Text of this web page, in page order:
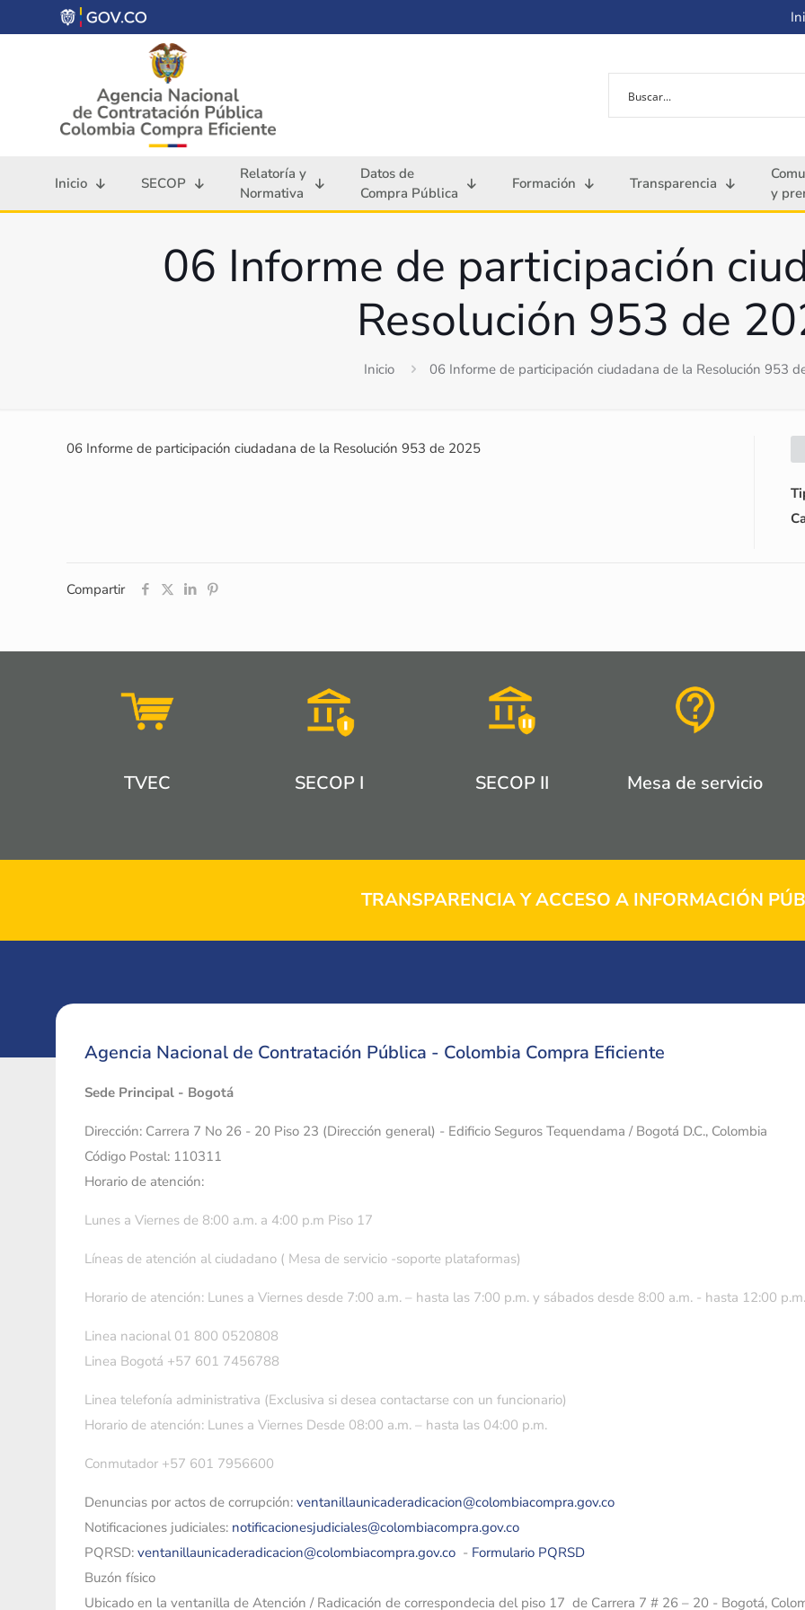
Inicio SECOP
Relatoría y
Normativa
Datos de
Compra Pública
Formación Transparencia
y
06 Informe de participación
Resolución 953 de
Inicio 06 Informe de participación ciudadana de la Resolución 953
06 Informe de participación ciudadana de la Resolución 953 de 2025
Compartir
TVEC SECOP I SECOP II Mesa de servicio
TRANSPARENCIA Y ACCESO A INFORMACIÓN
Agencia Nacional de Contratación Pública - Colombia Compra Eficiente
Sede Principal - Bogotá
Dirección: Carrera 7 No 26 - 20 Piso 23 (Dirección general) - Edificio Seguros Tequendama / Bogotá D.C., Colombia
Código Postal: 110311
Horario de atención:
Lunes a Viernes de 8:00 a.m. a 4:00 p.m Piso 17
Líneas de atención al ciudadano ( Mesa de servicio -soporte plataformas)
Horario de atención: Lunes a Viernes desde 7:00 a.m. – hasta las 7:00 p.m. y sábados desde 8:00 a.m. - hasta 12:00 p.m.
Linea nacional 01 800 0520808
Linea Bogotá +57 601 7456788
Linea telefonía administrativa (Exclusiva si desea contactarse con un funcionario)
Horario de atención: Lunes a Viernes Desde 08:00 a.m. – hasta las 04:00 p.m.
Conmutador +57 601 7956600
Denuncias por actos de corrupción: ventanillaunicaderadicacion@colombiacompra.gov.co
Notificaciones judiciales: notificacionesjudiciales@colombiacompra.gov.co
PQRSD: ventanillaunicaderadicacion@colombiacompra.gov.co - Formulario PQRSD
Buzón físico
Ubicado en la ventanilla de Atención / Radicación de correspondecia del piso 17 de Carrera 7 # 26 – 20 - Bogotá,